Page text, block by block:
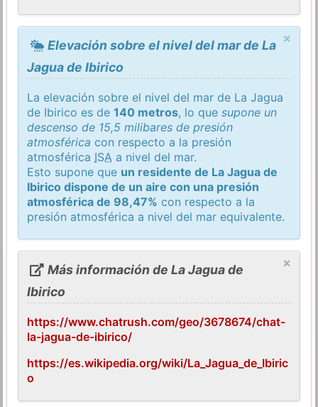
×
Elevación sobre el nivel del mar de La
Jagua de Ibirico
La elevación sobre el nivel del mar de La Jagua
de Ibirico es de140 metros, lo quesupone un
descenso de 15,5 milibares de presión
atmosférica con respecto a la presión
atmosférica ISA a nivel del mar.
Esto supone que un residente de La Jagua de
Ibirico dispone de un aire con una presión
atmosférica de 98,47% con respecto a la
presión atmosférica a nivel del mar equivalente.
×
Más información de La Jagua de
Ibirico
https://www.chatrush.com/geo/3678674/chat-
la-jagua-de-ibirico/
https://es.wikipedia.org/wiki/La_Jagua_de_Ibiric
o